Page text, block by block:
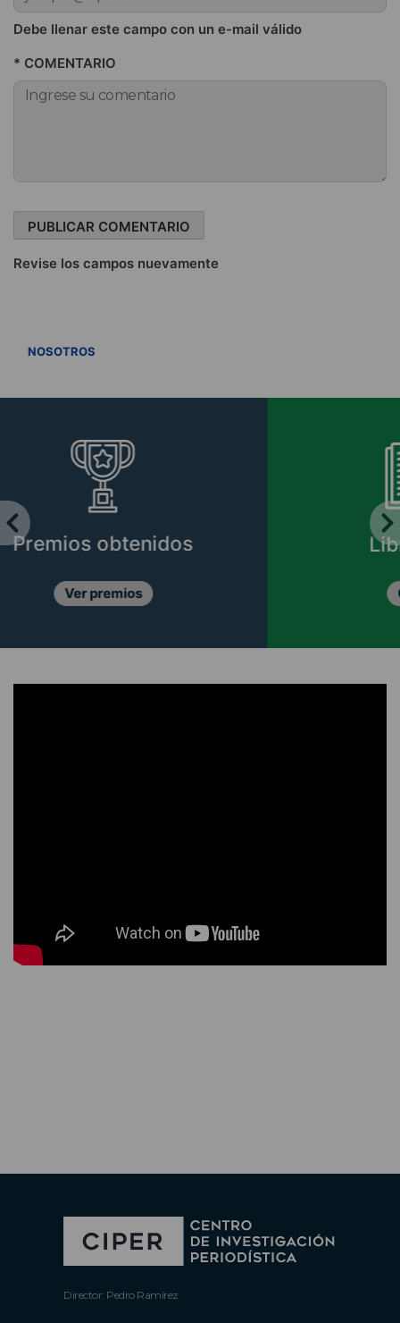
Debe llenar este campo con un e-mail válido
* COMENTARIO
Revise los campos nuevamente
NOSOTROS
Libros CIPER
Director: Pedro Ramírez